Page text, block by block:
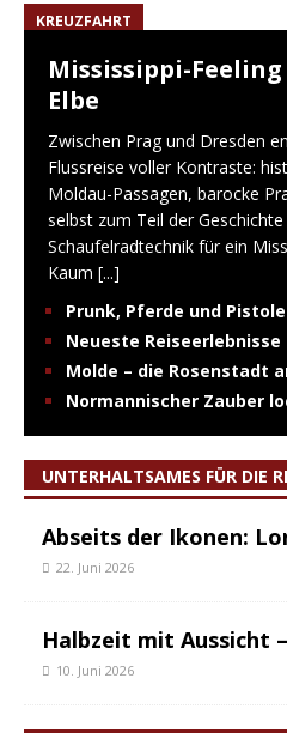
KREUZFAHRT
Mississippi-
Elbe
Zwischen Prag und Dresden
Flussreise voller Kontraste:
Moldau-Passagen, barocke
selbst zum Teil der
Schaufelradtechnik für ein
Kaum [...]
Prunk, Pferde und
Neueste
Molde – die Rosenstadt
Normannischer Zauber
UNTERHALTSAMES FÜR DIE
Abseits der Ikonen:
22. Juni 2026
Halbzeit mit Aussicht
10. Juni 2026